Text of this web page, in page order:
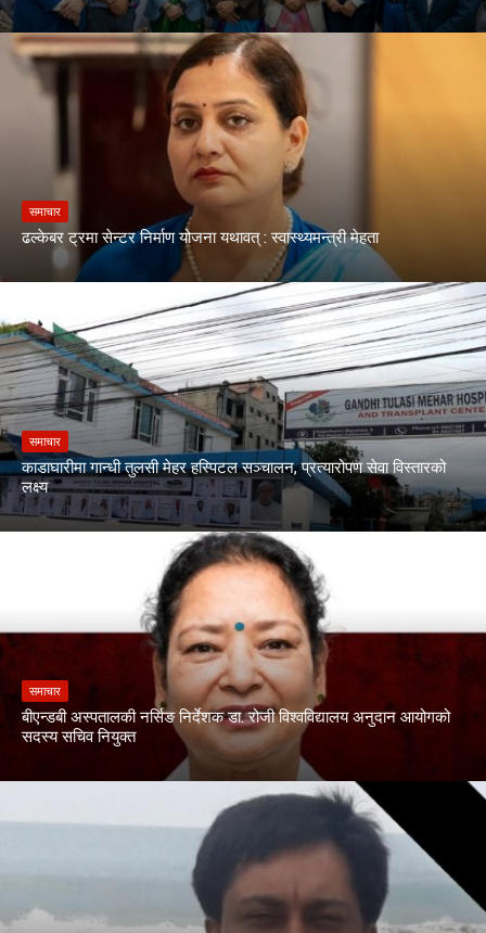
समाचार
ढल्केबर ट्रमा सेन्टर निर्माण योजना यथावत् : स्वास्थ्यमन्त्री मेहता
समाचार
काडाघारीमा गान्धी तुलसी मेहर हस्पिटल सञ्चालन, प्रत्यारोपण सेवा विस्तारको
लक्ष्य
समाचार
बीएन्डबी अस्पतालकी नर्सिङ निर्देशक डा. रोजी विश्वविद्यालय अनुदान आयोगको
सदस्य सचिव नियुक्त